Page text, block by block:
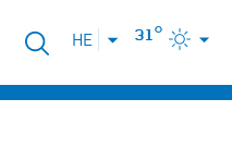
31°
פתיחת
תפריט
HE